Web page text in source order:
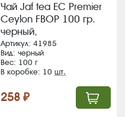
Чай Jaf tea EC Premier
Ceylon FBOP 100 гр.
черный,
фигур.карт.пачка (10)
ВЛОЖЕНИЕ!!!!!
Артикул: 41985
Вид: черный
Вес: 100 г
В коробке: 10шт.
258 ₽